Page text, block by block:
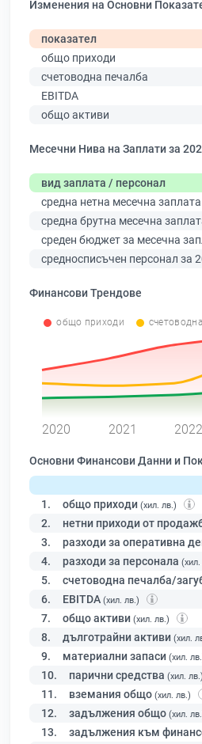
Изменения на Основни
показател
общо приходи
счетоводна печалба
EBITDA
общо активи
Месечни Нива на Заплати за
вид заплата / персонал
средна нетна месечна заплата
средна брутна месечна
среден бюджет за месечна
средносписъчен персонал за
Финансови Трендове
общо приходи
2020 2021 2022
Основни Финансови Данни и
1. общо приходи (хил. лв.)
2. нетни приходи от
3. разходи за оперативна
4. разходи за персонала
5. счетоводна печалба/
6. EBITDA (хил. лв.)
7. общо активи (хил. лв.)
8. дълготрайни активи (хил.
9. материални запаси (хил.
10. парични средства (хил. лв.)
11. вземания общо (хил. лв.)
12. задължения общо (хил.
13. задължения към